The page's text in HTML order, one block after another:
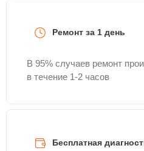
Ремонт за 1 день
В 95% случаев ремонт
в течение 1-2 часов
Бесплатная